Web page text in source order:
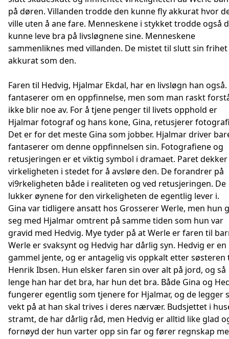
på døren. Villanden trodde den kunne fly akkurat hvor
ville uten å ane fare. Menneskene i stykket trodde også
kunne leve bra på livsløgnene sine. Menneskene
sammenliknes med villanden. De mistet til slutt sin frihet
akkurat som den.
Faren til Hedvig, Hjalmar Ekdal, har en livsløgn han også.
fantaserer om en oppfinnelse, men som man raskt
ikke blir noe av. For å tjene penger til livets opphold er
Hjalmar fotograf og hans kone, Gina, retusjerer
Det er for det meste Gina som jobber. Hjalmar driver
fantaserer om denne oppfinnelsen sin. Fotografiene og
retusjeringen er et viktig symbol i dramaet. Paret
virkeligheten i stedet for å avsløre den. De forandrer på
vi9rkeligheten både i realiteten og ved retusjeringen. De
lukker øynene for den virkeligheten de egentlig lever i.
Gina var tidligere ansatt hos Grosserer Werle, men hun
seg med Hjalmar omtrent på samme tiden som hun var
gravid med Hedvig. Mye tyder på at Werle er faren til
Werle er svaksynt og Hedvig har dårlig syn. Hedvig er en
gammel jente, og er antagelig vis oppkalt etter søsteren
Henrik Ibsen. Hun elsker faren sin over alt på jord, og så
lenge han har det bra, har hun det bra. Både Gina og
fungerer egentlig som tjenere for Hjalmar, og de legger
vekt på at han skal trives i deres nærvær. Budsjettet i
stramt, de har dårlig råd, men Hedvig er alltid like glad
fornøyd der hun varter opp sin far og fører regnskap